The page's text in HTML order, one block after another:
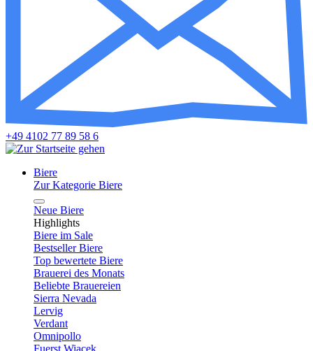
+49 4102 77 89 58 6
Biere
Zur Kategorie Biere
Neue Biere
Highlights
Biere im Sale
Bestseller Biere
Top bewertete Biere
Brauerei des Monats
Beliebte Brauereien
Sierra Nevada
Lervig
Verdant
Omnipollo